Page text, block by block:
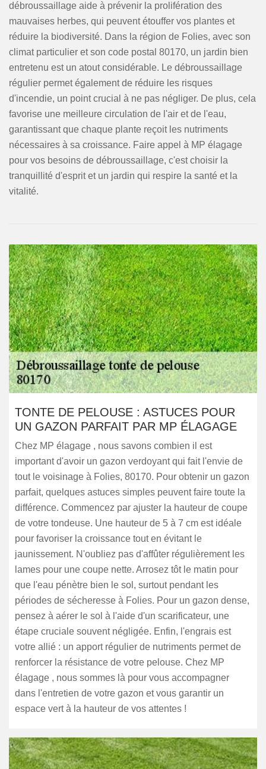
débroussaillage aide à prévenir la prolifération des
mauvaises herbes, qui peuvent étouffer vos plantes et
réduire la biodiversité. Dans la région de Folies, avec son
climat particulier et son code postal 80170, un jardin bien
entretenu est un atout considérable. Le débroussaillage
régulier permet également de réduire les risques
d'incendie, un point crucial à ne pas négliger. De plus, cela
favorise une meilleure circulation de l'air et de l'eau,
garantissant que chaque plante reçoit les nutriments
nécessaires à sa croissance. Faire appel à MP élagage
pour vos besoins de débroussaillage, c'est choisir la
tranquillité d'esprit et un jardin qui respire la santé et la
vitalité.
TONTE DE PELOUSE : ASTUCES POUR
UN GAZON PARFAIT PAR MP ÉLAGAGE
Chez MP élagage , nous savons combien il est
important d'avoir un gazon verdoyant qui fait l'envie de
tout le voisinage à Folies, 80170. Pour obtenir un gazon
parfait, quelques astuces simples peuvent faire toute la
différence. Commencez par ajuster la hauteur de coupe
de votre tondeuse. Une hauteur de 5 à 7 cm est idéale
pour favoriser la croissance tout en évitant le
jaunissement. N'oubliez pas d'affûter régulièrement les
lames pour une coupe nette. Arrosez tôt le matin pour
que l'eau pénètre bien le sol, surtout pendant les
périodes de sécheresse à Folies. Pour un gazon dense,
pensez à aérer le sol à l'aide d'un scarificateur, une
étape cruciale souvent négligée. Enfin, l'engrais est
votre allié : un apport régulier de nutriments permet de
renforcer la résistance de votre pelouse. Chez MP
élagage , nous sommes là pour vous accompagner
dans l'entretien de votre gazon et vous garantir un
espace vert à la hauteur de vos attentes !